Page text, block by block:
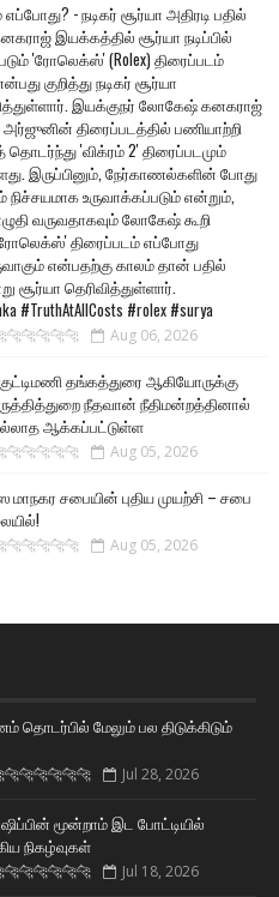
- நடிகர் சூர்யா அதிரடி பதில்
இயக்கத்தில் சூர்யா நடிப்பில்
'ரோலெக்ஸ்' (Rolex) திரைப்படம்
குறித்து நடிகர் சூர்யா
இயக்குநர் லோகேஷ் கனகராஜ்
திரைப்படத்தில் பணியாற்றி
'விக்ரம் 2' திரைப்படமும்
இருப்பினும், நேர்காணல்களின் போது
உருவாக்கப்படும் என்றும்,
வருவதாகவும் லோகேஷ் கூறி
திரைப்படம் எப்போது
என்பதற்கு காலம் தான் பதில்
தெரிவித்துள்ளார்.
#TruthAtAllCosts #rolex #surya
Aug 06, 2026
தங்கத்துரை ஆகியோருக்கு
நீதவான் நீதிமன்றத்தினால்
ஆக்கப்பட்டுள்ள
Aug 05, 2026
சபையின் புதிய முயற்சி – சபை
Aug 05, 2026
தொடர்பில் மேலும் பல திடுக்கிடும்
Jul 28, 2026
மூன்றாம் இட போட்டியில்
நிகழ்வுகள்
Jul 18, 2026